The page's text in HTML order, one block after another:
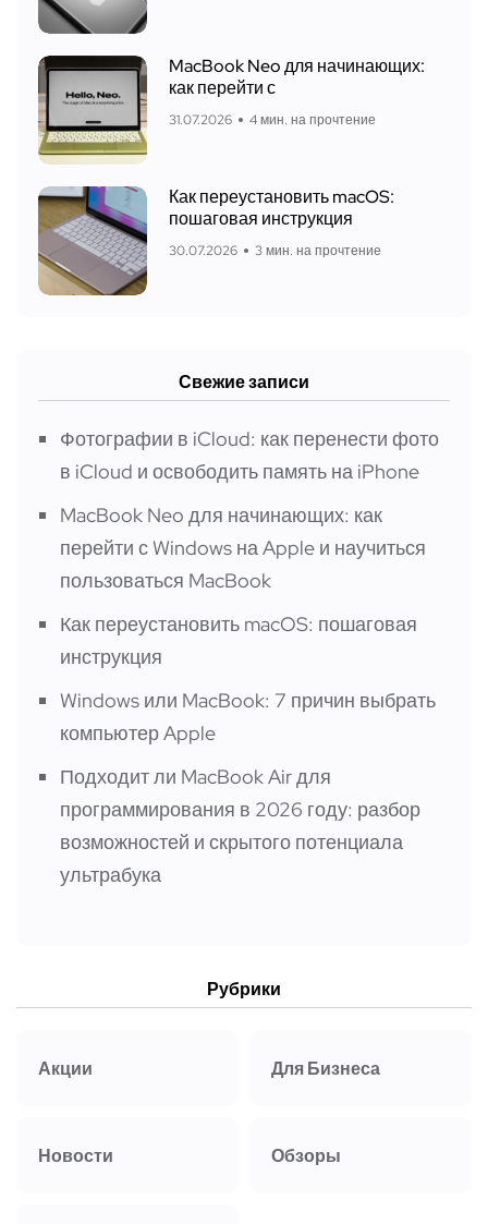
MacBook Neo для начинающих:
как перейти с
31.07.2026 4 мин. на прочтение
Как переустановить macOS:
пошаговая инструкция
30.07.2026 3 мин. на прочтение
Свежие записи
Фотографии в iCloud: как перенести фото
в iCloud и освободить память на iPhone
MacBook Neo для начинающих: как
перейти с Windows на Apple и научиться
пользоваться MacBook
Как переустановить macOS: пошаговая
инструкция
Windows или MacBook: 7 причин выбрать
компьютер Apple
Подходит ли MacBook Air для
программирования в 2026 году: разбор
возможностей и скрытого потенциала
ультрабука
Рубрики
Акции Для Бизнеса
Новости Обзоры